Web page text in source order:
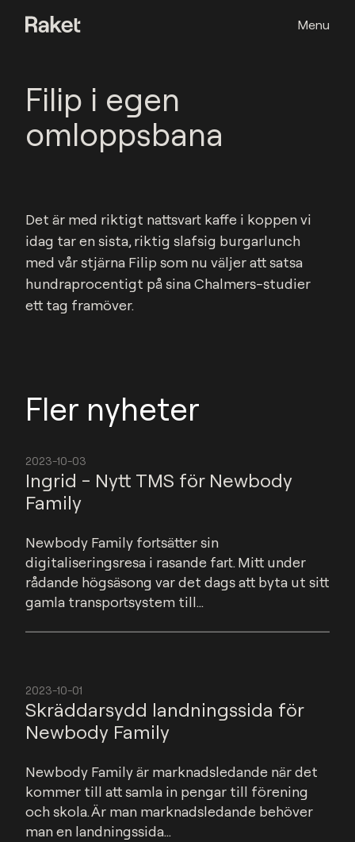
Menu
Filip i egen
omloppsbana
Det är med riktigt nattsvart kaffe i koppen vi
idag tar en sista, riktig slafsig burgarlunch
med vår stjärna Filip som nu väljer att satsa
hundraprocentigt på sina Chalmers-studier
ett tag framöver.
Fler nyheter
2023-10-03
Ingrid - Nytt TMS för Newbody
Family
Newbody Family fortsätter sin
digitaliseringsresa i rasande fart. Mitt under
rådande högsäsong var det dags att byta ut sitt
gamla transportsystem till...
2023-10-01
Skräddarsydd landningssida för
Newbody Family
Newbody Family är marknadsledande när det
kommer till att samla in pengar till förening
och skola. Är man marknadsledande behöver
man en landningssida...